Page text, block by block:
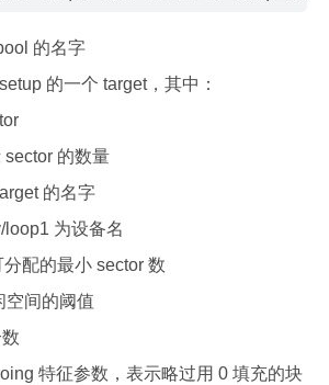
的名字
的一个 target，其中：
sector 的数量
的名字
为设备名
配的最小 sector 数
空间的阈值
特征参数，表示略过用 0 填充的块